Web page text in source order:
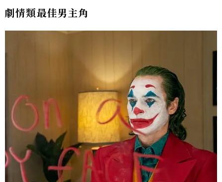
劇情類最佳男主角